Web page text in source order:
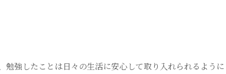
強したことは日々の生活に安心して取り入れられるように